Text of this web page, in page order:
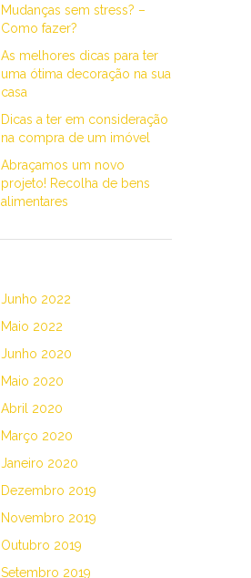
Mudanças sem stress? –
Como fazer?
As melhores dicas para ter
uma ótima decoração na sua
casa
Dicas a ter em consideração
na compra de um imóvel
Abraçamos um novo
projeto! Recolha de bens
alimentares
Junho 2022
Maio 2022
Junho 2020
Maio 2020
Abril 2020
Março 2020
Janeiro 2020
Dezembro 2019
Novembro 2019
Outubro 2019
Setembro 2019